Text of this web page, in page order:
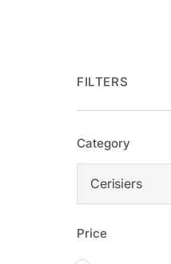
FILTERS
Category
Cerisiers
Price